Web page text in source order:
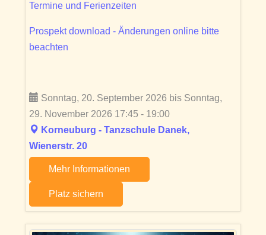
Termine und Ferienzeiten
Prospekt download - Änderungen online bitte
beachten
Sonntag, 20. September 2026 bis Sonntag,
29. November 2026 17:45 - 19:00
Korneuburg - Tanzschule Danek,
Wienerstr. 20
Mehr Informationen
Platz sichern